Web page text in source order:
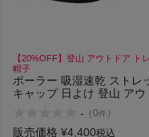
【20%OFF】登山 アウトドア ト
帽子
ポーラー 吸湿速乾 ストレ
キャップ 日よけ 登山 アウ
RELOP 2 DRY CAP
- （0件 ）
販売価格 ¥4,400税込